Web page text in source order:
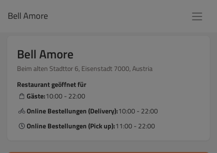
Bell Amore
Bell Amore
Beim alten Stadttor 6, Eisenstadt 7000, Austria
Restaurant geöffnet für
Gäste:10:00 - 22:00
Online Bestellungen (Delivery):10:00 - 22:00
Online Bestellungen (Pick up):11:00 - 22:00